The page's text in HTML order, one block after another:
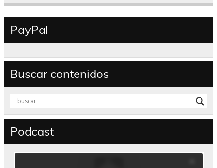
PayPal
Buscar contenidos
Podcast